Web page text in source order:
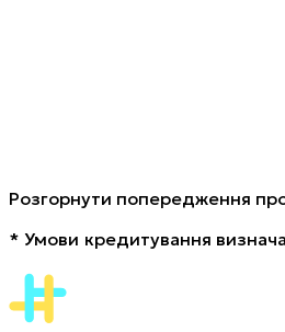
Розгорнути попередження
* Умови кредитування